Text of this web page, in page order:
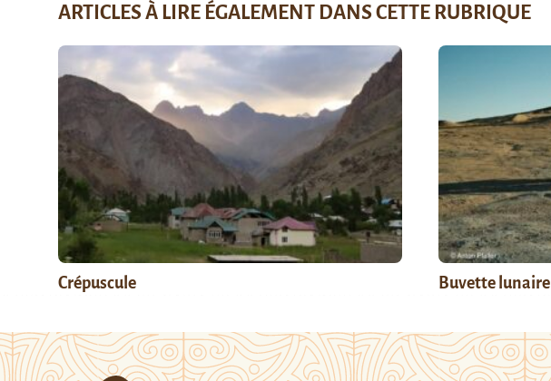
ARTICLES À LIRE ÉGALEMENT DANS CETTE RUBRIQUE
Crépuscule Buvette lunaire